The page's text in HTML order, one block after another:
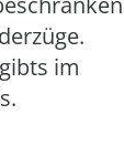
im